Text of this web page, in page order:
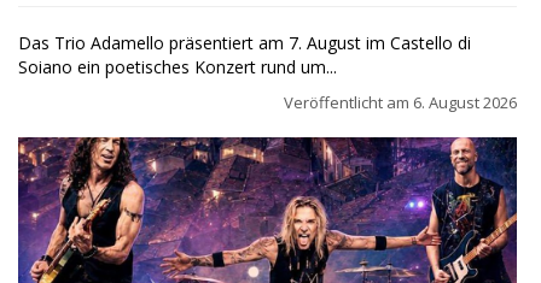
Das Trio Adamello präsentiert am 7. August im Castello di
Soiano ein poetisches Konzert rund um...
Veröffentlicht am 6. August 2026